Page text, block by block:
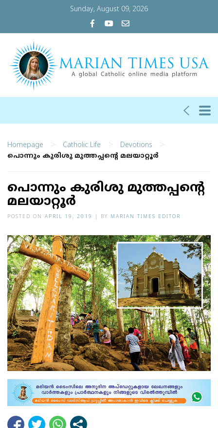
Sunday, August 09, 2026
Homepage > Catholic Life > Devotions >
പൊന്നും കുരിശു മുത്തപ്പന്റെ മലയാറ്റൂര്‍
പൊന്നും കുരിശു മുത്തപ്പന്റെ
മലയാറ്റൂര്‍
POSTED ON APRIL 19, 2019 BY MARIAN TIMES EDITOR